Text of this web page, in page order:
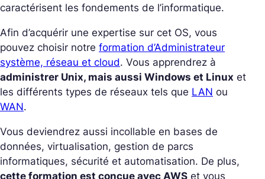
caractérisent les fondements de l’informatique.
Afin d’acquérir une expertise sur cet OS, vous
pouvez choisir notre formation d’Administrateur
système, réseau et cloud. Vous apprendrez à
administrer Unix, mais aussi Windows et Linux et
les différents types de réseaux tels que LAN ou
WAN.
Vous deviendrez aussi incollable en bases de
données, virtualisation, gestion de parcs
informatiques, sécurité et automatisation. De plus,
cette formation est conçue avec AWS et vous